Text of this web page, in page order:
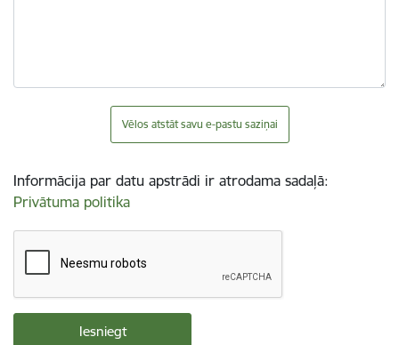
Vēlos atstāt savu e-pastu saziņai
Informācija par datu apstrādi ir atrodama sadaļā:
Privātuma politika